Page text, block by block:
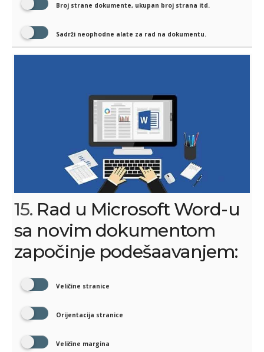
Broj strane dokumente, ukupan broj strana itd.
Sadrži neophodne alate za rad na dokumentu.
15. Rad u Microsoft Word-u
sa novim dokumentom
započinje podešaavanjem:
Veličine stranice
Orijentacija stranice
Veličine margina